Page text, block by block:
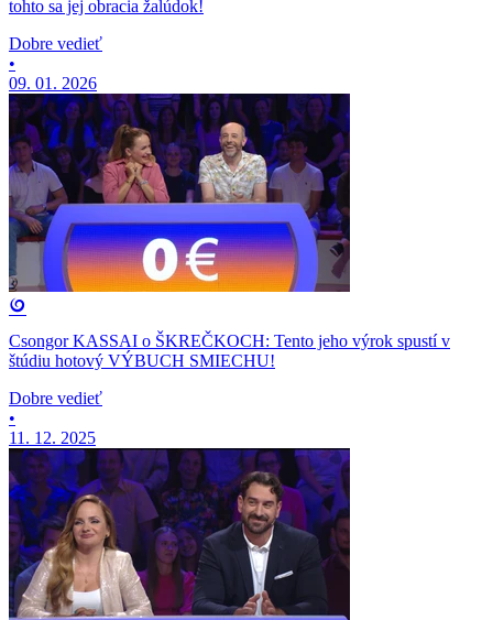
tohto sa jej obracia žalúdok!
Dobre vedieť
•
09. 01. 2026
Csongor KASSAI o ŠKREČKOCH: Tento jeho výrok spustí v
štúdiu hotový VÝBUCH SMIECHU!
Dobre vedieť
•
11. 12. 2025